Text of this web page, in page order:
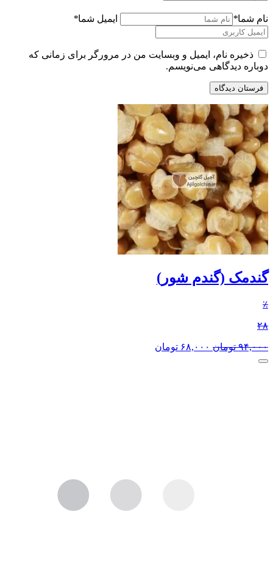
نام شما* ایمیل شما*
ذخیره نام، ایمیل و وبسایت من در مرورگر برای زمانی که
دوباره دیدگاهی می‌نویسم.
گندمک (گندم شور)
٪
۲۸
۹۴,۰۰۰ تومان ۶۸,۰۰۰ تومان